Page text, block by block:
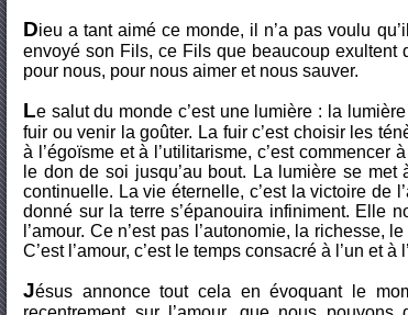
Dieu a tant aimé ce monde, il n’a pas voulu
envoyé son Fils, ce Fils que beaucoup exultent
pour nous, pour nous aimer et nous sauver.
Le salut du monde c’est une lumière : la
fuir ou venir la goûter. La fuir c’est choisir les
à l’égoïsme et à l’utilitarisme, c’est commencer
le don de soi jusqu’au bout. La lumière se
continuelle. La vie éternelle, c’est la victoire de
donné sur la terre s’épanouira infiniment. Elle
l’amour. Ce n’est pas l’autonomie, la richesse,
C’est l’amour, c’est le temps consacré à l’un et à
Jésus annonce tout cela en évoquant le